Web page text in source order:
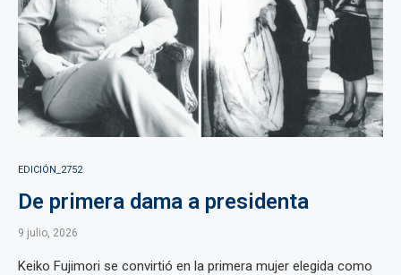
EDICIÓN_2752
De primera dama a presidenta
9 julio, 2026
Keiko Fujimori se convirtió en la primera mujer elegida como